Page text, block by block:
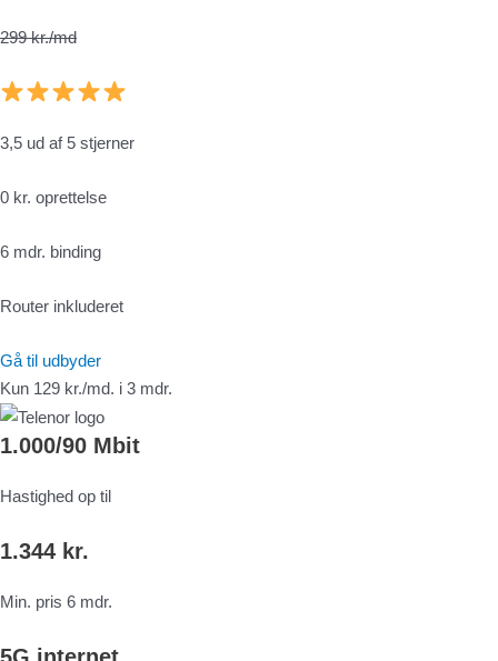
299 kr./md
3,5 ud af 5 stjerner
0 kr. oprettelse
6 mdr. binding
Router inkluderet
Gå til udbyder
Kun 129 kr./md. i 3 mdr.
1.000/90 Mbit
Hastighed op til
1.344 kr.
Min. pris 6 mdr.